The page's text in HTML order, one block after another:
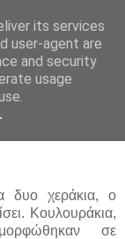
δυο χεράκια, ο
Κουλουράκια,
σε
its services
user-agent are
and security
usage